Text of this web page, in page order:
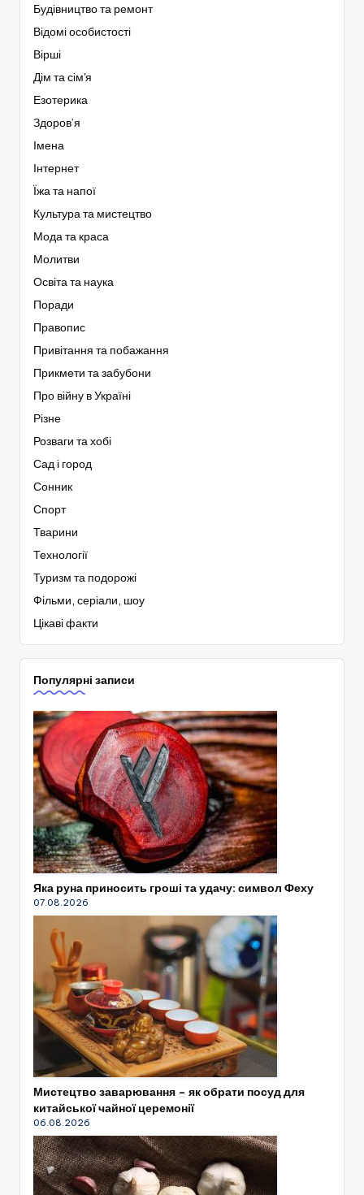
Будівництво та ремонт
Відомі особистості
Вірші
Дім та сім'я
Езотерика
Здоров’я
Імена
Інтернет
Їжа та напої
Культура та мистецтво
Мода та краса
Молитви
Освіта та наука
Поради
Правопис
Привітання та побажання
Прикмети та забубони
Про війну в Україні
Різне
Розваги та хобі
Сад і город
Сонник
Спорт
Тварини
Технології
Туризм та подорожі
Фільми, серіали, шоу
Цікаві факти
Популярні записи
Яка руна приносить гроші та удачу: символ Феху
07.08.2026
Мистецтво заварювання – як обрати посуд для
китайської чайної церемонії
06.08.2026